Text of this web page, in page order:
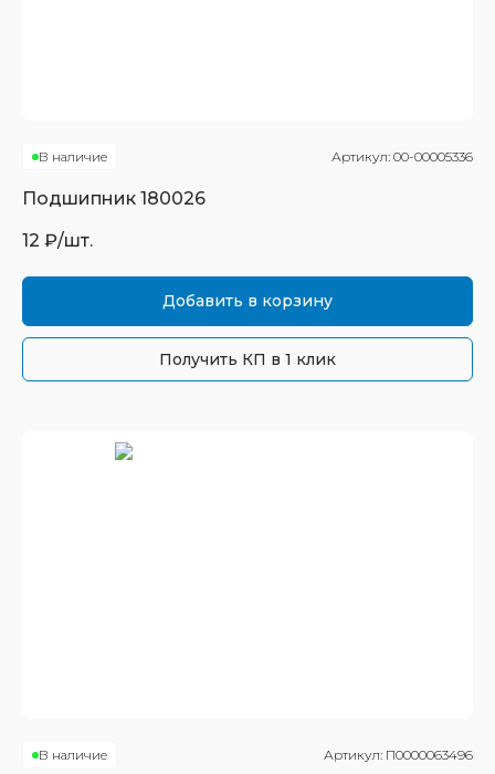
В наличие Артикул: 00-00005336
Подшипник 180026
12 ₽/шт.
Добавить в корзину
Получить КП в 1 клик
В наличие Артикул: П0000063496